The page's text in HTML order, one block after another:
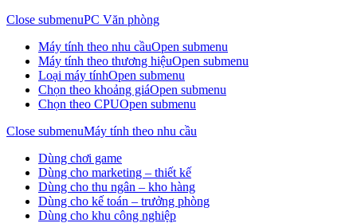
Close submenuPC Văn phòng
Máy tính theo nhu cầuOpen submenu
Máy tính theo thương hiệuOpen submenu
Loại máy tínhOpen submenu
Chọn theo khoảng giáOpen submenu
Chọn theo CPUOpen submenu
Close submenuMáy tính theo nhu cầu
Dùng chơi game
Dùng cho marketing – thiết kế
Dùng cho thu ngân – kho hàng
Dùng cho kế toán – trưởng phòng
Dùng cho khu công nghiệp